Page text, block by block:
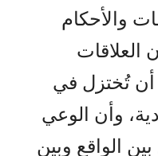
والأحكام
أن تُختزل في
وأن الوعي
الواقع وبين